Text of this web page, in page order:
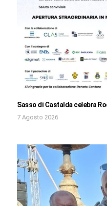
Sasso di Castalda celebra
7 Agosto 2026